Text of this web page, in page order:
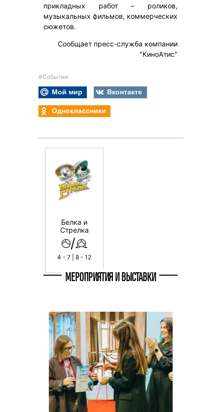
прикладных работ – роликов,
музыкальных фильмов, коммерческих
сюжетов.
Сообщает пресс-служба компании
"КиноАтис"
#События
Мой мир
Вконтакте
Одноклассники
Белка и
Стрелка
/
4 - 7 | 8 - 12
МЕРОПРИЯТИЯ И ВЫСТАВКИ